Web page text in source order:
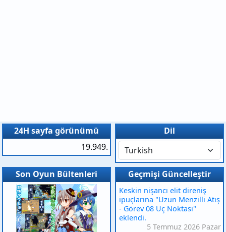
24H sayfa görünümü
19.949.
Dil
Son Oyun Bültenleri Geçmişi Güncelleştir
Keskin nişancı elit direniş
ipuçlarına "Uzun Menzilli Atış
- Görev 08 Uç Noktası"
eklendi.
5 Temmuz 2026 Pazar